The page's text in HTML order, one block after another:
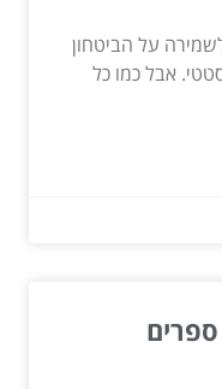
על הביטחון
אבל כמו כל